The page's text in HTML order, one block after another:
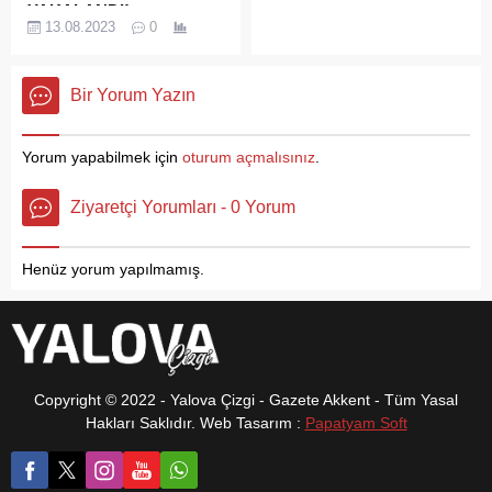
YAKALANDI!
Yalova’da yaşadığı tartışma
bir otomobilin üstüne çıkan
ve çevreye biber gazı sıkan
müdahale için gelen polis
otosunun üzerine adeta
örümcek adam gibi zıpladı.
Ortalığı birine katan zanlı,
gözaltına alınabildi.
Yaşanan anlar çevredeki
vatandaşlar tarafından
kameraya kaydedildi.
Cumhuriyet...
13.08.2023 0
Ziyarette, dernek başkanı
Özcan İla ve gazilerle bir
gerçekleştirdi ve günün
Bir Yorum Yazın
Yorum yapabilmek için oturum açmalısınız
Ziyaretçi Yorumları - 0 Yorum
Henüz yorum yapılmamış.
Copyright © 2022 - Yalova Çizgi - Gazete Akkent - Tüm Yasal
Hakları Saklıdır. Web Tasarım : Papatyam Soft